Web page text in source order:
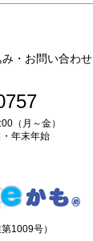
・お問い合わせ
（月～金）
年末年始
1009号）